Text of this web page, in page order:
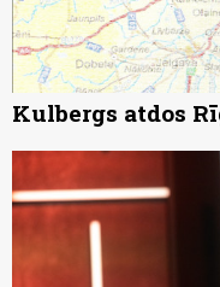
Kulbergs atdos